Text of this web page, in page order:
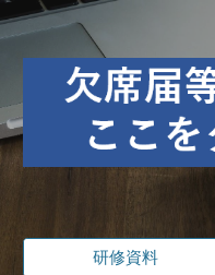
研修資料